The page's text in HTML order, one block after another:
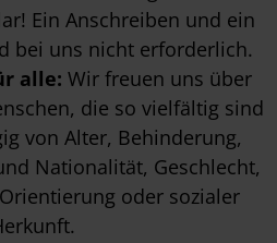
Ein Anschreiben und ein
bei uns nicht erforderlich.
alle: Wir freuen uns über
die so vielfältig sind
von Alter, Behinderung,
Nationalität, Geschlecht,
oder sozialer